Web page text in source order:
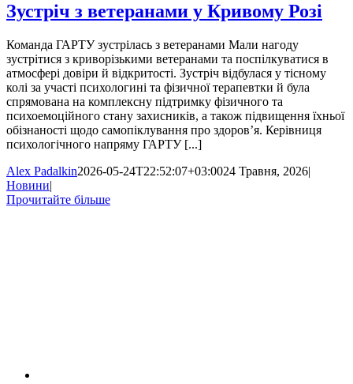
Зустріч з ветеранами у Кривому Розі
Команда ГАРТУ зустрілась з ветеранами Мали нагоду
зустрітися з криворізькими ветеранами та поспілкуватися в
атмосфері довіри й відкритості. Зустріч відбулася у тісному
колі за участі психологині та фізичної терапевтки й була
спрямована на комплексну підтримку фізичного та
психоемоційного стану захисників, а також підвищення їхньої
обізнаності щодо самопіклування про здоров’я. Керівниця
психологічного напряму ГАРТУ [...]
Alex Padalkin2026-05-24T22:52:07+03:0024 Травня, 2026|
Новини|
Прочитайте більше